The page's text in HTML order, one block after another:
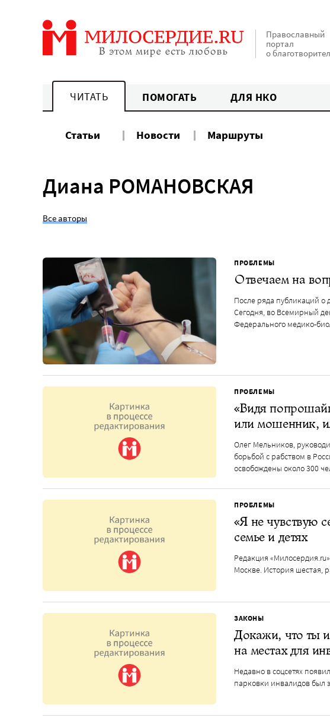
Православный
портал
о
ЧИТАТЬ ПОМОГАТЬ ДЛЯ НКО
Статьи Новости Маршруты
Диана РОМАНОВСКАЯ
Все авторы
ПРОБЛЕМЫ
Отвечаем на
После ряда публикаций о
Сегодня, во Всемирный
Федерального медико-
ПРОБЛЕМЫ
«Видя
или мошенник,
Олег Мельников,
борьбой с рабством в
освобождены около 300
ПРОБЛЕМЫ
«Я не чувствую
семье и детях
Редакция
Москве. История шестая,
ЗАКОНЫ
Докажи, что ты
на местах для
Недавно в соцсетях
парковки инвалидов был